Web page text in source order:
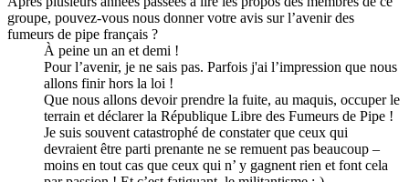
groupe, pouvez-vous nous donner votre avis sur l’avenir des
fumeurs de pipe français ?
À peine un an et demi !
Pour l’avenir, je ne sais pas. Parfois j'ai l’impression que nous
allons finir hors la loi !
Que nous allons devoir prendre la fuite, au maquis, occuper le
terrain et déclarer la République Libre des Fumeurs de Pipe !
Je suis souvent catastrophé de constater que ceux qui
devraient être parti prenante ne se remuent pas beaucoup –
moins en tout cas que ceux qui n’ y gagnent rien et font cela